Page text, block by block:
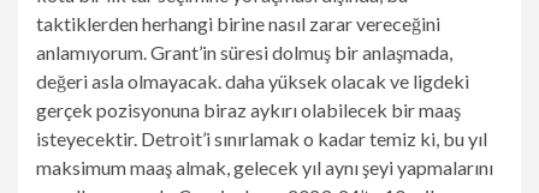
taktiklerden herhangi birine nasıl zarar vereceğini
anlamıyorum. Grant’in süresi dolmuş bir anlaşmada,
değeri asla olmayacak. daha yüksek olacak ve ligdeki
gerçek pozisyonuna biraz aykırı olabilecek bir maaş
isteyecektir. Detroit’i sınırlamak o kadar temiz ki, bu yıl
maksimum maaş almak, gelecek yıl aynı şeyi yapmalarını